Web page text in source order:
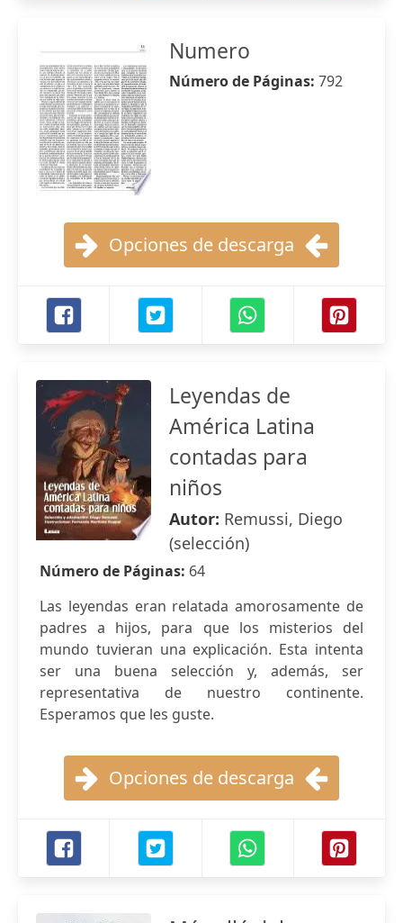
Numero
Número de Páginas: 792
Opciones de descarga
Leyendas de
América Latina
contadas para
niños
Autor: Remussi, Diego
(selección)
Número de Páginas: 64
Las leyendas eran relatada amorosamente de
padres a hijos, para que los misterios del
mundo tuvieran una explicación. Esta intenta
ser una buena selección y, además, ser
representativa de nuestro continente.
Esperamos que les guste.
Opciones de descarga